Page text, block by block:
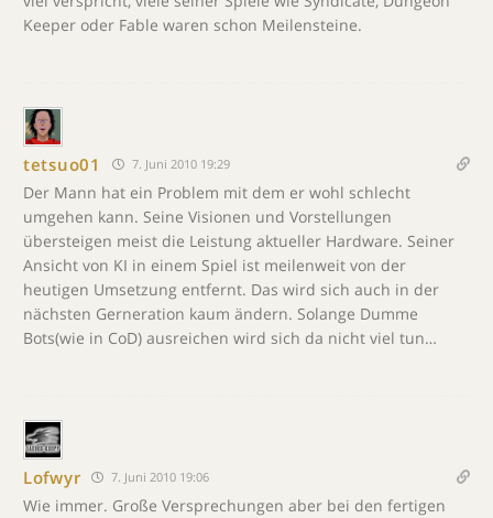
Keeper oder Fable waren schon Meilensteine.
tetsuo01 7. Juni 2010 19:29
Der Mann hat ein Problem mit dem er wohl schlecht
umgehen kann. Seine Visionen und Vorstellungen
übersteigen meist die Leistung aktueller Hardware. Seiner
Ansicht von KI in einem Spiel ist meilenweit von der
heutigen Umsetzung entfernt. Das wird sich auch in der
nächsten Gerneration kaum ändern. Solange Dumme
Bots(wie in CoD) ausreichen wird sich da nicht viel tun…
Lofwyr 7. Juni 2010 19:06
Wie immer. Große Versprechungen aber bei den fertigen